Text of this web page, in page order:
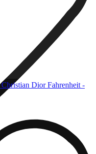
Christian Dior Fahrenheit -